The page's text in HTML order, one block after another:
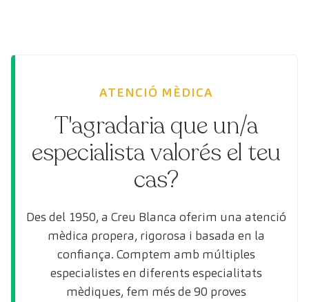
ATENCIÓ MÈDICA
T'agradaria que un/a
especialista valorés el teu
cas?
Des del 1950, a Creu Blanca oferim una atenció
mèdica propera, rigorosa i basada en la
confiança. Comptem amb múltiples
especialistes en diferents especialitats
mèdiques, fem més de 90 proves